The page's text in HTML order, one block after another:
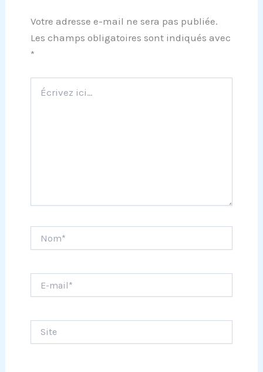
Votre adresse e-mail ne sera pas publiée.
Les champs obligatoires sont indiqués avec
*
ici…
mail*